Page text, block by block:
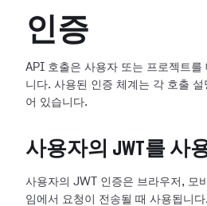
인증
API 호출은 사용자 또는 프로젝트를
니다. 사용된 인증 체계는 각 호출 설
어 있습니다.
사용자의 JWT를 사
사용자의 JWT 인증은 브라우저, 모
임에서 요청이 전송될 때 사용됩니